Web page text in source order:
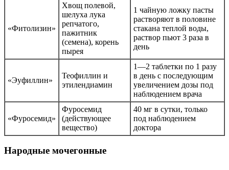
«Фитолизин»
Хвощ полевой,
шелуха лука
репчатого,
пажитник
(семена), корень
пырея
1 чайную ложку пасты
растворяют в половине
стакана теплой воды,
раствор пьют 3 раза в
день
«Эуфиллин»
Теофиллин и
этилендиамин
1—2 таблетки по 1 разу
в день с последующим
увеличением дозы под
наблюдением врача
«Фуросемид»
Фуросемид
(действующее
вещество)
40 мг в сутки, только
под наблюдением
доктора
Народные мочегонные